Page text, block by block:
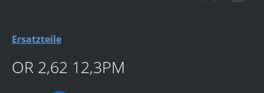
Ersatzteile
OR 2,62 12,3PM